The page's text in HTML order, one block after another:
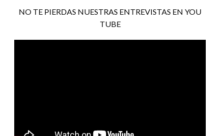
NO TE PIERDAS NUESTRAS ENTREVISTAS EN YOU
TUBE